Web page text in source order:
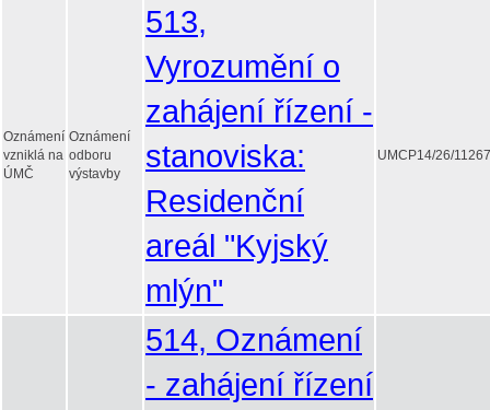
Oznámení
vzniklá na
ÚMČ
Oznámení
odboru
výstavby
513,
Vyrozumění o
zahájení řízení -
stanoviska:
Residenční
areál "Kyjský
mlýn"
UMCP14/26/
514, Oznámení
- zahájení řízení